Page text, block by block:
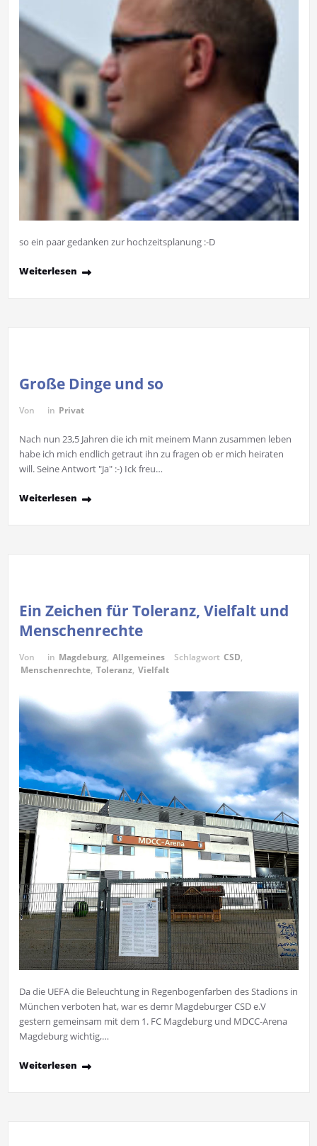
so ein paar gedanken zur hochzeitsplanung :-D
Weiterlesen
Große Dinge und so
Von in Privat
Nach nun 23,5 Jahren die ich mit meinem Mann zusammen leben
habe ich mich endlich getraut ihn zu fragen ob er mich heiraten
will. Seine Antwort "Ja" :-) Ick freu…
Weiterlesen
Ein Zeichen für Toleranz, Vielfalt und
Menschenrechte
Von in Magdeburg, Allgemeines Schlagwort CSD,
Menschenrechte, Toleranz, Vielfalt
Da die UEFA die Beleuchtung in Regenbogenfarben des Stadions in
München verboten hat, war es demr Magdeburger CSD e.V
gestern gemeinsam mit dem 1. FC Magdeburg und MDCC-Arena
Magdeburg wichtig,…
Weiterlesen